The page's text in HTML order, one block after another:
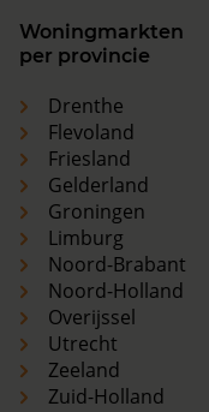
Woningmarkten
per provincie
Drenthe
Flevoland
Friesland
Gelderland
Groningen
Limburg
Noord-Brabant
Noord-Holland
Overijssel
Utrecht
Zeeland
Zuid-Holland